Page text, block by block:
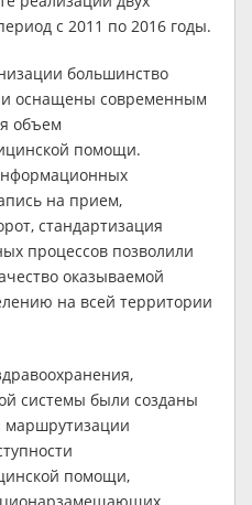
с 2011 по 2016 годы.
большинство
оснащены современным
объем
помощи.
на прием,
стандартизация
процессов позволили
оказываемой
на всей территории
системы были созданы
маршрутизации
помощи,